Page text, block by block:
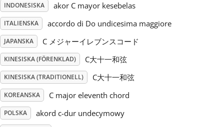
Türkçe
简体中文
繁體中文
INDONESISKA akor C mayor kesebelas
ITALIENSKA accordo di Do undicesima maggiore
JAPANSKA C メジャーイレブンスコード
KINESISKA (FÖRENKLAD) C大十一和弦
KINESISKA (TRADITIONELL) C大十一和弦
KOREANSKA C major eleventh chord
POLSKA akord c-dur undecymowy